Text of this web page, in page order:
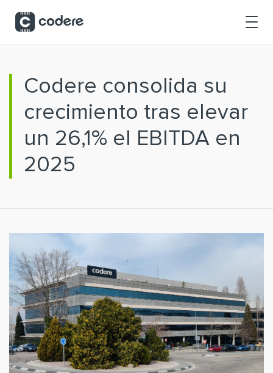
Codere consolida su
crecimiento tras elevar
un 26,1% el EBITDA en
2025